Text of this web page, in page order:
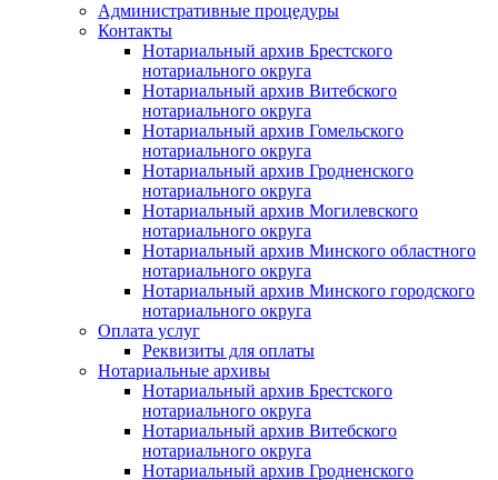
Административные процедуры
Контакты
Нотариальный архив Брестского
нотариального округа
Нотариальный архив Витебского
нотариального округа
Нотариальный архив Гомельского
нотариального округа
Нотариальный архив Гродненского
нотариального округа
Нотариальный архив Могилевского
нотариального округа
Нотариальный архив Минского областного
нотариального округа
Нотариальный архив Минского городского
нотариального округа
Оплата услуг
Реквизиты для оплаты
Нотариальные архивы
Нотариальный архив Брестского
нотариального округа
Нотариальный архив Витебского
нотариального округа
Нотариальный архив Гродненского